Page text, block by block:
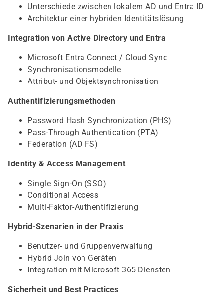
Unterschiede zwischen lokalem AD und Entra ID
Architektur einer hybriden Identitätslösung
Integration von Active Directory und Entra
Microsoft Entra Connect / Cloud Sync
Synchronisationsmodelle
Attribut- und Objektsynchronisation
Authentifizierungsmethoden
Password Hash Synchronization (PHS)
Pass-Through Authentication (PTA)
Federation (AD FS)
Identity & Access Management
Single Sign-On (SSO)
Conditional Access
Multi-Faktor-Authentifizierung
Hybrid-Szenarien in der Praxis
Benutzer- und Gruppenverwaltung
Hybrid Join von Geräten
Integration mit Microsoft 365 Diensten
Sicherheit und Best Practices